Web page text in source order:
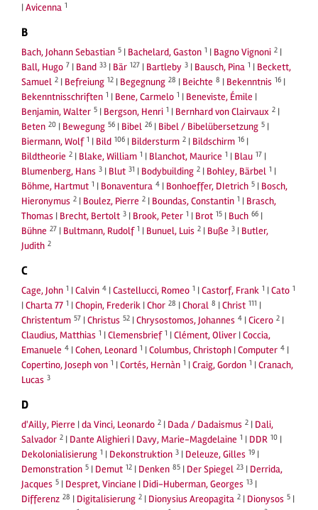
|Avicenna 1
B
Bach, Johann Sebastian 5 | Bachelard, Gaston 1 | Bagno Vignoni 2 |
Ball, Hugo 7 | Band 33 | Bär 127 | Bartleby 3 | Bausch, Pina 1 | Beckett,
Samuel 2 | Befreiung 12 | Begegnung 28 | Beichte 8 | Bekenntnis 16 |
Bekenntnisschriften 1 | Bene, Carmelo 1 | Beneviste, Émile |
Benjamin, Walter 5 | Bergson, Henri 1 | Bernhard von Clairvaux 2 |
Beten 20 | Bewegung 56 | Bibel 26 | Bibel / Bibelübersetzung 5 |
Biermann, Wolf 1 | Bild 106 | Bildersturm 2 | Bildschirm 16 |
Bildtheorie 2 | Blake, William 1 | Blanchot, Maurice 1 | Blau 17 |
Blumenberg, Hans 3 | Blut 31 | Bodybuilding 2 | Bohley, Bärbel 1 |
Böhme, Hartmut 1 | Bonaventura 4 | Bonhoeffer, DIetrich 5 | Bosch,
Hieronymus 2 | Boulez, Pierre 2 | Boundas, Constantin 1 | Brasch,
Thomas | Brecht, Bertolt 3 | Brook, Peter 1 | Brot 15 | Buch 66 |
Bühne 27 | Bultmann, Rudolf 1 | Bunuel, Luis 2 | Buße 3 | Butler,
Judith 2
C
Cage, John 1 |Calvin 4 |Castellucci, Romeo 1 |Castorf, Frank 1 |Cato 1
|Charta 77 1 |Chopin, Frederik |Chor 28 |Choral 8 |Christ 111 |
Christentum 57 |Christus 52 |Chrysostomos, Johannes 4 |Cicero 2 |
Claudius, Matthias 1 |Clemensbrief 1 |Clément, Oliver |Coccia,
Emanuele 4 |Cohen, Leonard 1 |Columbus, Christoph |Computer 4 |
Copertino, Joseph von 1 |Cortés, Hernàn 1 |Craig, Gordon 1 |Cranach,
Lucas 3
D
d'Ailly, Pierre |da Vinci, Leonardo 2 | Dada / Dadaismus 2 | Dali,
Salvador 2 | Dante Alighieri | Davy, Marie-Magdelaine 1 | DDR 10 |
Dekolonialisierung 1 | Dekonstruktion 3 | Deleuze, Gilles 19 |
Demonstration 5 | Demut 12 | Denken 85 | Der Spiegel 23 | Derrida,
Jacques 5 | Despret, Vinciane | Didi-Huberman, Georges 13 |
Differenz 28 | Digitalisierung 2 | Dionysius Areopagita 2 | Dionysos 5 |